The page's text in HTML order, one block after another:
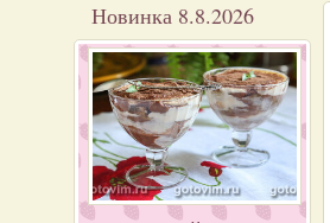
Новинка 8.8.2026